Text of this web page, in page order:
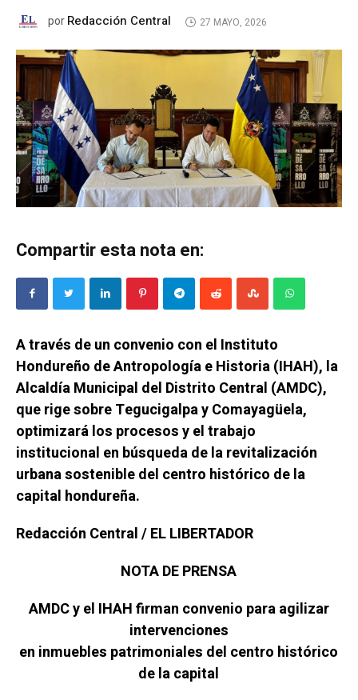
porRedacción Central 27 MAYO, 2026
Compartir esta nota en:
A través de un convenio con el Instituto
Hondureño de Antropología e Historia (IHAH), la
Alcaldía Municipal del Distrito Central (AMDC),
que rige sobre Tegucigalpa y Comayagüela,
optimizará los procesos y el trabajo
institucional en búsqueda de la revitalización
urbana sostenible del centro histórico de la
capital hondureña.
Redacción Central / EL LIBERTADOR
NOTA DE PRENSA
AMDC y el IHAH firman convenio para agilizar
intervenciones
en inmuebles patrimoniales del centro histórico
de la capital